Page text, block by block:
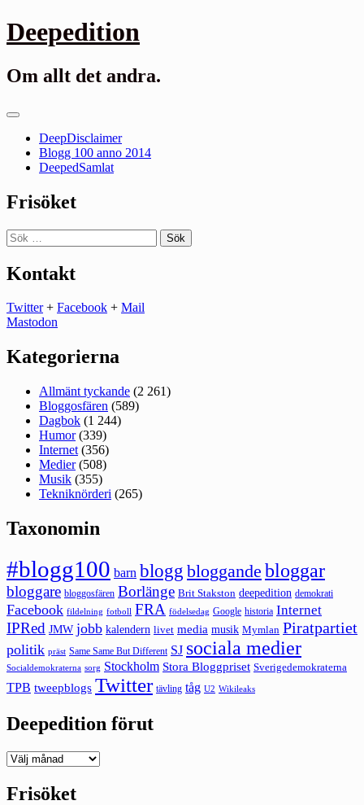
Gå
till
Deepedition
Om allt det andra.
Primär
DeepDisclaimer
Blogg 100 anno 2014
DeepedSamlat
Frisöket
Sök
efter:
Kontakt
Twitter+ Facebook + Mail
Mastodon
Kategorierna
Allmänt tyckande (2 261)
Bloggosfären (589)
Dagbok (1 244)
Humor(339)
Internet (356)
Medier(508)
Musik (355)
Tekniknörderi (265)
Taxonomin
#blogg100 barn blogg bloggande bloggar
bloggare bloggosfären Borlänge Brit Stakston deepedition demokrati
Facebook fildelning fotboll FRA födelsedag Google historia Internet
IPRed JMW jobb kalendern livet media musik Mymlan Piratpartiet
politik präst Same Same But Different SJ sociala medier
Socialdemokraterna sorg Stockholm Stora Bloggpriset Sverigedemokraterna
TPB tweepblogs Twitter tävling tåg U2 Wikileaks
Deepedition förut
Deepedition
Frisöket